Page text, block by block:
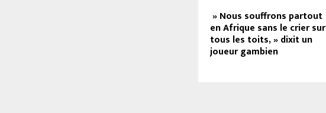
» Nous souffrons partout
en Afrique sans le crier sur
tous les toits, » dixit un
joueur gambien